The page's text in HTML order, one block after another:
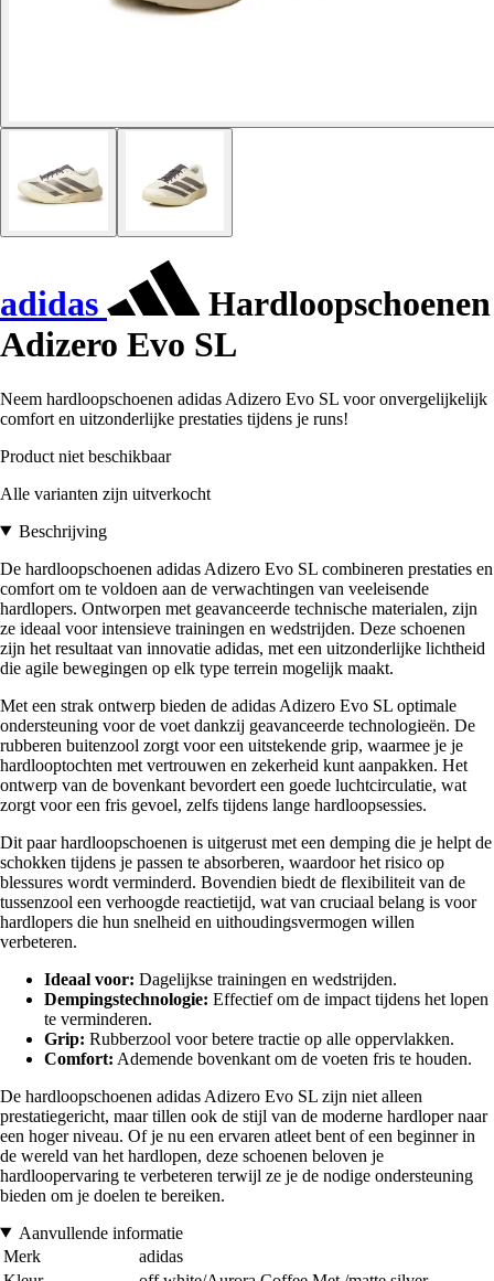
adidas
Hardloopschoenen
Adizero Evo SL
Neem hardloopschoenen adidas Adizero Evo SL voor onvergelijkelijk
comfort en uitzonderlijke prestaties tijdens je runs!
Product niet beschikbaar
Alle varianten zijn uitverkocht
Beschrijving
De hardloopschoenen adidas Adizero Evo SL combineren prestaties en
comfort om te voldoen aan de verwachtingen van veeleisende
hardlopers. Ontworpen met geavanceerde technische materialen, zijn
ze ideaal voor intensieve trainingen en wedstrijden. Deze schoenen
zijn het resultaat van innovatie adidas, met een uitzonderlijke lichtheid
die agile bewegingen op elk type terrein mogelijk maakt.
Met een strak ontwerp bieden de adidas Adizero Evo SL optimale
ondersteuning voor de voet dankzij geavanceerde technologieën. De
rubberen buitenzool zorgt voor een uitstekende grip, waarmee je je
hardlooptochten met vertrouwen en zekerheid kunt aanpakken. Het
ontwerp van de bovenkant bevordert een goede luchtcirculatie, wat
zorgt voor een fris gevoel, zelfs tijdens lange hardloopsessies.
Dit paar hardloopschoenen is uitgerust met een demping die je helpt de
schokken tijdens je passen te absorberen, waardoor het risico op
blessures wordt verminderd. Bovendien biedt de flexibiliteit van de
tussenzool een verhoogde reactietijd, wat van cruciaal belang is voor
hardlopers die hun snelheid en uithoudingsvermogen willen
verbeteren.
Ideaal voor: Dagelijkse trainingen en wedstrijden.
Dempingstechnologie: Effectief om de impact tijdens het lopen
te verminderen.
Grip: Rubberzool voor betere tractie op alle oppervlakken.
Comfort: Ademende bovenkant om de voeten fris te houden.
De hardloopschoenen adidas Adizero Evo SL zijn niet alleen
prestatiegericht, maar tillen ook de stijl van de moderne hardloper naar
een hoger niveau. Of je nu een ervaren atleet bent of een beginner in
de wereld van het hardlopen, deze schoenen beloven je
hardloopervaring te verbeteren terwijl ze je de nodige ondersteuning
bieden om je doelen te bereiken.
Aanvullende informatie
Merk
adidas